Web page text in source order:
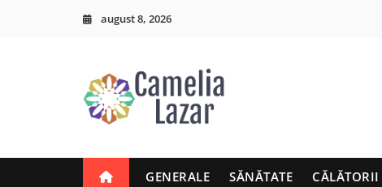
august 8, 2026
GENERALE SĂNĂTATE CĂLĂTORII